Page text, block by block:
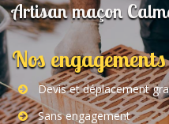
Artisan maçon
Nos engagements
Devis et déplacement
Sans engagement